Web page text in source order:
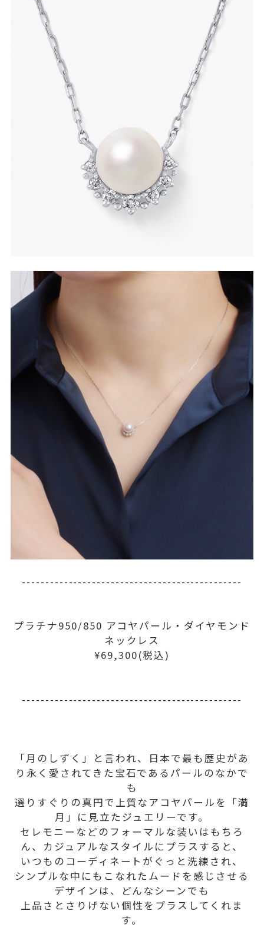
-----------------------------------------------
プラチナ950/850 アコヤパール・ダイヤモンド
ネックレス
¥69,300(税込)
-----------------------------------------------
「月のしずく」と言われ、日本で最も歴史があ
り永く愛されてきた宝石であるパールのなかで
も
選りすぐりの真円で上質なアコヤパールを「満
月」に見立たジュエリーです。
セレモニーなどのフォーマルな装いはもちろ
ん、カジュアルなスタイルにプラスすると、
いつものコーディネートがぐっと洗練され、
シンプルな中にもこなれたムードを感じさせる
デザインは、どんなシーンでも
上品さとさりげない個性をプラスしてくれま
す。